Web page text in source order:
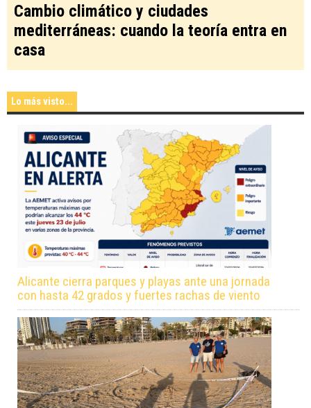
Cambio climático y ciudades
mediterráneas: cuando la teoría entra en
casa
Lo más visto...
Alicante cierra parques y playas ante una jornada
con hasta 42 grados y fuertes rachas de viento